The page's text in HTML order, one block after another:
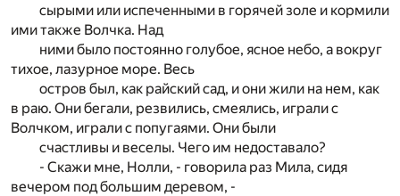
сырыми или испеченными в горячей золе и кормили
ими также Волчка. Над
ними было постоянно голубое, ясное небо, а вокруг
тихое, лазурное море. Весь
остров был, как райский сад, и они жили на нем, как
в раю. Они бегали, резвились, смеялись, играли с
Волчком, играли с попугаями. Они были
счастливы и веселы. Чего им недоставало?
- Скажи мне, Нолли, - говорила раз Мила, сидя
вечером под большим деревом, -